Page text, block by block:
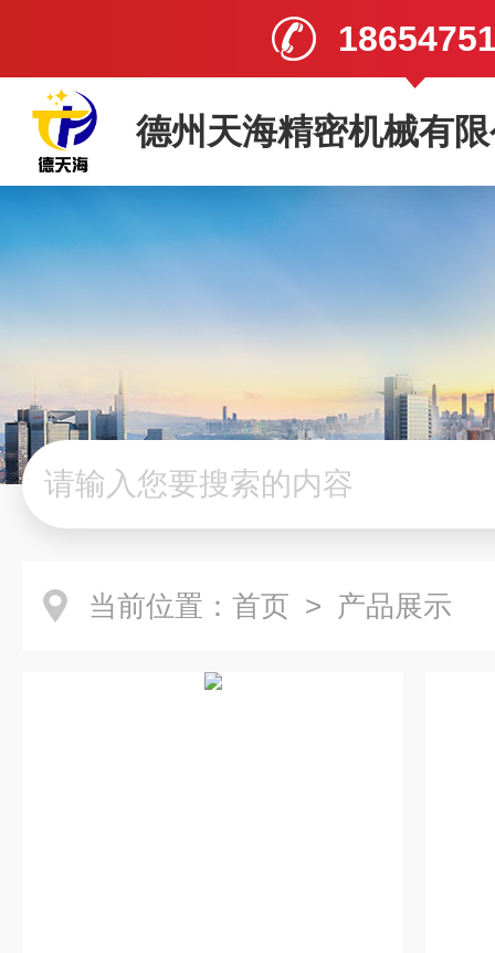
德州天海精密机械有
当前位置： 首页 > 产品展示